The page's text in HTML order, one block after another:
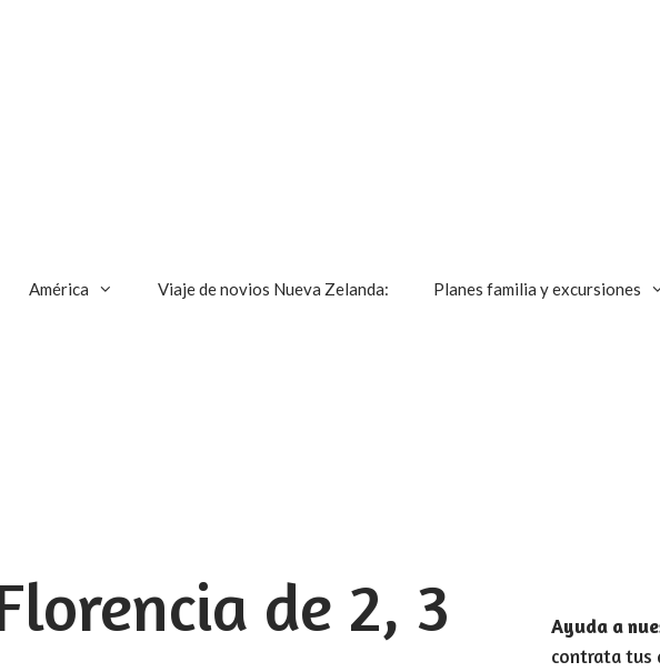
América Viaje de novios Nueva Zelanda: Planes familia y excursiones
de 2, 3 Ayuda a
contrata tus